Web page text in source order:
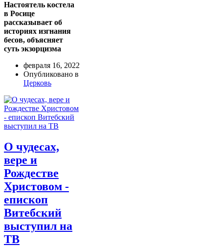
Настоятель костела
в Росице
рассказывает об
историях изгнания
бесов, объясняет
суть экзорцизма
февраля 16, 2022
Опубликовано в
Церковь
О чудесах,
вере и
Рождестве
Христовом -
епископ
Витебский
выступил на
ТВ